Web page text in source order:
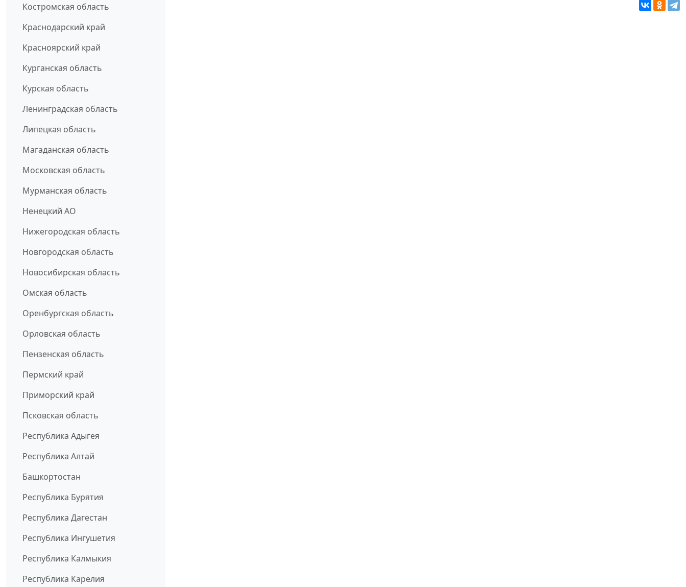
Костромская область
Краснодарский край
Красноярский край
Курганская область
Курская область
Ленинградская область
Липецкая область
Магаданская область
Московская область
Мурманская область
Ненецкий АО
Нижегородская область
Новгородская область
Новосибирская область
Омская область
Оренбургская область
Орловская область
Пензенская область
Пермский край
Приморский край
Псковская область
Республика Адыгея
Республика Алтай
Башкортостан
Республика Бурятия
Республика Дагестан
Республика Ингушетия
Республика Калмыкия
Республика Карелия